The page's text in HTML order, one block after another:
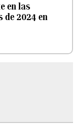
en las
de 2024 en